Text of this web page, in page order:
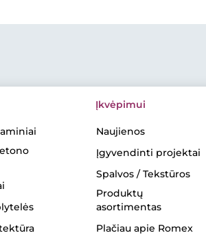
Įkvėpimui
Naujienos
Įgyvendinti projektai
Spalvos / Tekstūros
Produktų
asortimentas
Plačiau apie Romex